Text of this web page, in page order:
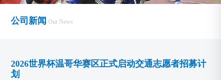
公司新闻 Our News
2026世界杯温哥华赛区正式启动交通志愿者招募计
划